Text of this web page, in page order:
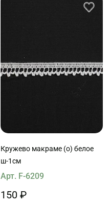
Кружево макраме (о) белое
ш-1см
Арт. F-6209
150 ₽